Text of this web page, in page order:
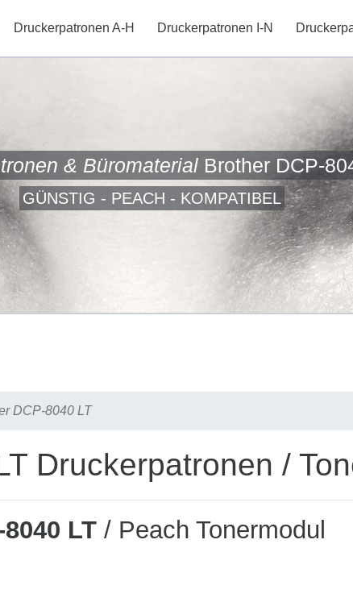
Druckerpatronen A-H Druckerpatronen I-N
& Büromaterial Brother DCP-
GÜNSTIG - PEACH - KOMPATIBEL
DCP-8040 LT
Druckerpatronen /
LT / Peach Tonermodul